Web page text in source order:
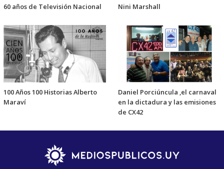
60 años de Televisión Nacional Nini Marshall
100 Años 100 Historias Alberto
Maraví
Daniel Porciúncula ,el carnaval
en la dictadura y las emisiones
de CX42